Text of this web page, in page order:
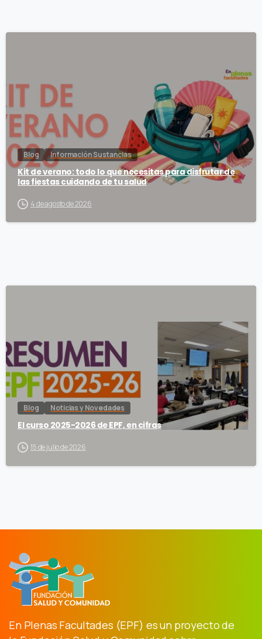
Blog Información Sustancias
Kit de verano: todo lo que necesitas para disfrutar de
las fiestas cuidando de tu salud
4 de agosto de 2026
Blog Noticias y Novedades
El curso 2025-2026 de EPF, en cifras
15 de julio de 2026
En Plenas Facultades (EPF) es un proyecto de